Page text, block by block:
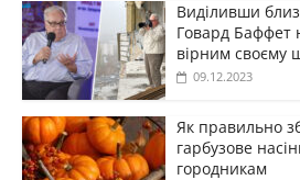
Виділивши
Говард Баффет
вірним своєму
09.12.2023
Як правильно
гарбузове
городникам